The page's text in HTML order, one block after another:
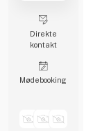
Direkte
kontakt
Møde­booking